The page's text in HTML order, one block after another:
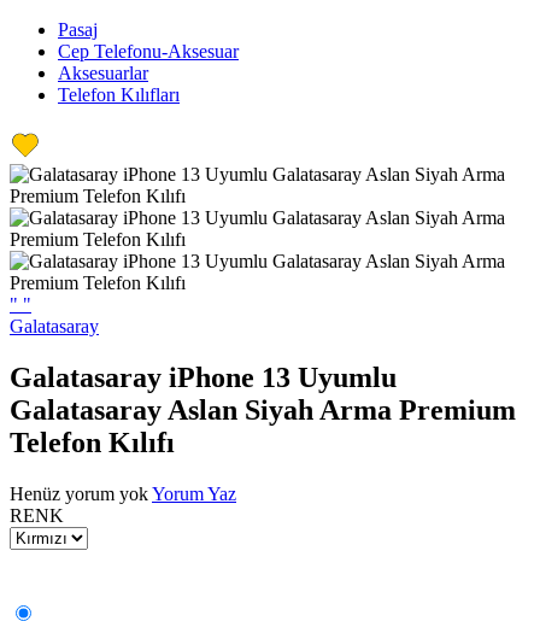
Pasaj
Cep Telefonu-Aksesuar
Aksesuarlar
Telefon Kılıfları
" "
Galatasaray
Galatasaray iPhone 13 Uyumlu
Galatasaray Aslan Siyah Arma Premium
Telefon Kılıfı
Henüz yorum yokYorum Yaz
RENK